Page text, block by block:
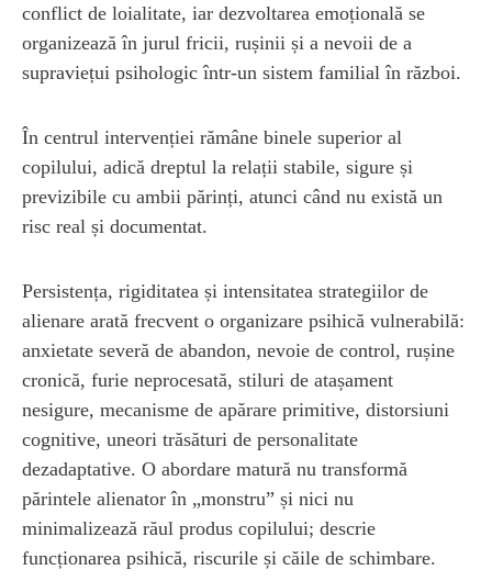
conflict de loialitate, iar dezvoltarea emoțională se
organizează în jurul fricii, rușinii și a nevoii de a
supraviețui psihologic într-un sistem familial în război.
În centrul intervenției rămâne binele superior al
copilului, adică dreptul la relații stabile, sigure și
previzibile cu ambii părinți, atunci când nu există un
risc real și documentat.
Persistența, rigiditatea și intensitatea strategiilor de
alienare arată frecvent o organizare psihică vulnerabilă:
anxietate severă de abandon, nevoie de control, rușine
cronică, furie neprocesată, stiluri de atașament
nesigure, mecanisme de apărare primitive, distorsiuni
cognitive, uneori trăsături de personalitate
dezadaptative. O abordare matură nu transformă
părintele alienator în „monstru” și nici nu
minimalizează răul produs copilului; descrie
funcționarea psihică, riscurile și căile de schimbare.